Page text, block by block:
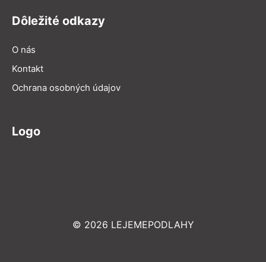
Dôležité odkazy
O nás
Kontakt
Ochrana osobných údajov
Logo
© 2026 LEJEMEPODLAHY